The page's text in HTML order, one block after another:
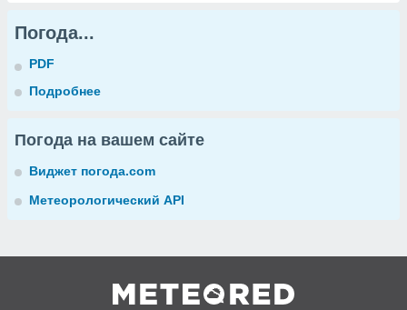
Погода...
PDF
Подробнее
Погода на вашем сайте
Виджет погода.com
Метеорологический API